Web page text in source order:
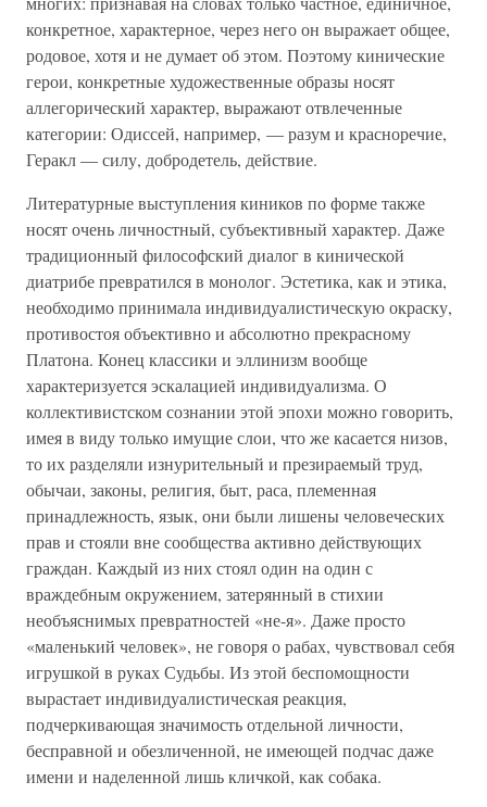
конкретное, характерное, через него он выражает общее,
родовое, хотя и не думает об этом. Поэтому кинические
герои, конкретные художественные образы носят
аллегорический характер, выражают отвлеченные
категории: Одиссей, например, — разум и красноречие,
Геракл — силу, добродетель, действие.
Литературные выступления киников по форме также
носят очень личностный, субъективный характер. Даже
традиционный философский диалог в кинической
диатрибе превратился в монолог. Эстетика, как и этика,
необходимо принимала индивидуалистическую окраску,
противостоя объективно и абсолютно прекрасному
Платона. Конец классики и эллинизм вообще
характеризуется эскалацией индивидуализма. О
коллективистском сознании этой эпохи можно говорить,
имея в виду только имущие слои, что же касается низов,
то их разделяли изнурительный и презираемый труд,
обычаи, законы, религия, быт, раса, племенная
принадлежность, язык, они были лишены человеческих
прав и стояли вне сообщества активно действующих
граждан. Каждый из них стоял один на один с
враждебным окружением, затерянный в стихии
необъяснимых превратностей «не-я». Даже просто
«маленький человек», не говоря о рабах, чувствовал себя
игрушкой в руках Судьбы. Из этой беспомощности
вырастает индивидуалистическая реакция,
подчеркивающая значимость отдельной личности,
бесправной и обезличенной, не имеющей подчас даже
имени и наделенной лишь кличкой, как собака.